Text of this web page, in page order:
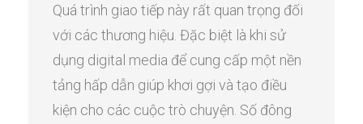
Quá trình giao tiếp này rất quan trọng đối
với các thương hiệu. Đặc biệt là khi sử
dụng digital media để cung cấp một nền
tảng hấp dẫn giúp khơi gợi và tạo điều
kiện cho các cuộc trò chuyện. Số đông